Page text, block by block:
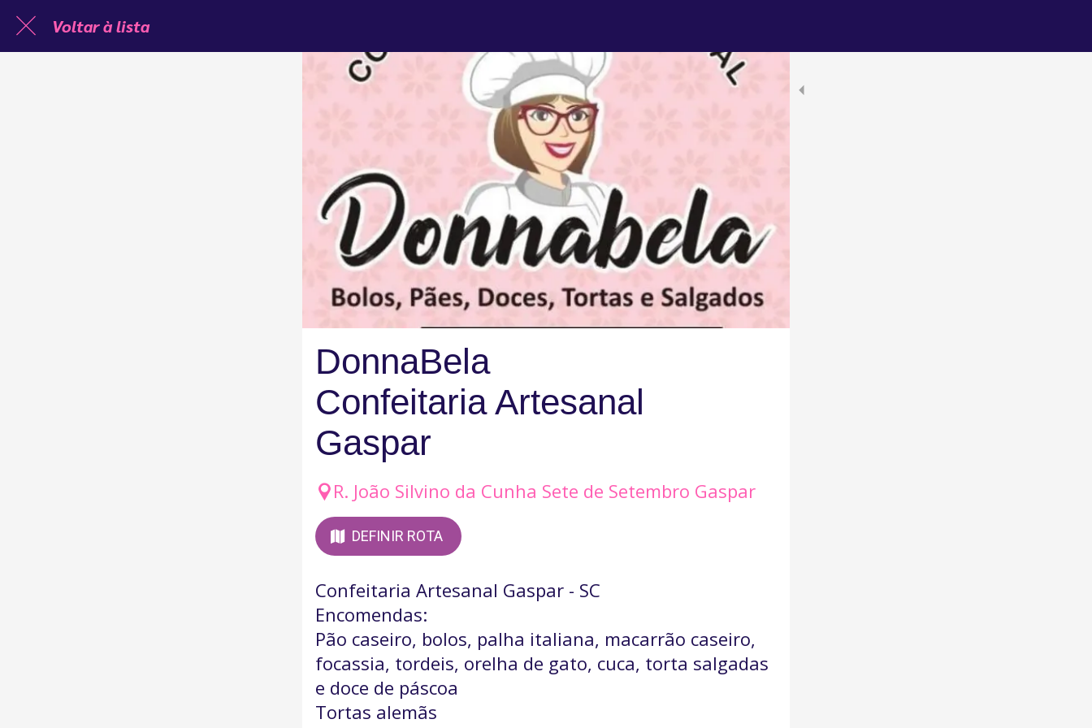
Voltar à lista
DonnaBela
Confeitaria Artesanal
Gaspar
R. João Silvino da Cunha Sete de Setembro Gaspar
DEFINIR ROTA
Confeitaria Artesanal Gaspar - SC
Encomendas:
Pão caseiro, bolos, palha italiana, macarrão caseiro,
focassia, tordeis, orelha de gato, cuca, torta salgadas
e doce de páscoa
Tortas alemãs